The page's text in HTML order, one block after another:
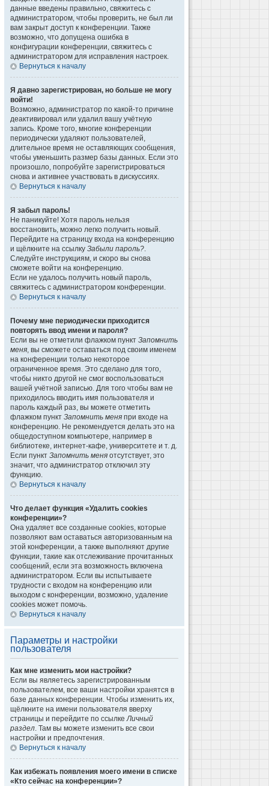
данные введены правильно, свяжитесь с
администратором, чтобы проверить, не был ли
вам закрыт доступ к конференции. Также
возможно, что допущена ошибка в
конфигурации конференции, свяжитесь с
администратором для исправления настроек.
Вернуться к началу
Я давно зарегистрирован, но больше не могу
войти!
Возможно, администратор по какой-то причине
деактивировал или удалил вашу учётную
запись. Кроме того, многие конференции
периодически удаляют пользователей,
длительное время не оставляющих сообщения,
чтобы уменьшить размер базы данных. Если это
произошло, попробуйте зарегистрироваться
снова и активнее участвовать в дискуссиях.
Вернуться к началу
Я забыл пароль!
Не паникуйте! Хотя пароль нельзя
восстановить, можно легко получить новый.
Перейдите на страницу входа на конференцию
и щёлкните на ссылку Забыли пароль?.
Следуйте инструкциям, и скоро вы снова
сможете войти на конференцию.
Если не удалось получить новый пароль,
свяжитесь с администратором конференции.
Вернуться к началу
Почему мне периодически приходится
повторять ввод имени и пароля?
Если вы не отметили флажком пункт Запомнить
меня, вы сможете оставаться под своим именем
на конференции только некоторое
ограниченное время. Это сделано для того,
чтобы никто другой не смог воспользоваться
вашей учётной записью. Для того чтобы вам не
приходилось вводить имя пользователя и
пароль каждый раз, вы можете отметить
флажком пункт Запомнить меня при входе на
конференцию. Не рекомендуется делать это на
общедоступном компьютере, например в
библиотеке, интернет-кафе, университете и т. д.
Если пункт Запомнить меня отсутствует, это
значит, что администратор отключил эту
функцию.
Вернуться к началу
Что делает функция «Удалить cookies
конференции»?
Она удаляет все созданные cookies, которые
позволяют вам оставаться авторизованным на
этой конференции, а также выполняют другие
функции, такие как отслеживание прочитанных
сообщений, если эта возможность включена
администратором. Если вы испытываете
трудности с входом на конференцию или
выходом с конференции, возможно, удаление
cookies может помочь.
Вернуться к началу
Параметры и настройки
пользователя
Как мне изменить мои настройки?
Если вы являетесь зарегистрированным
пользователем, все ваши настройки хранятся в
базе данных конференции. Чтобы изменить их,
щёлкните на имени пользователя вверху
страницы и перейдите по ссылкеЛичный
раздел. Там вы можете изменить все свои
настройки и предпочтения.
Вернуться к началу
Как избежать появления моего имени в списке
«Кто сейчас на конференции»?